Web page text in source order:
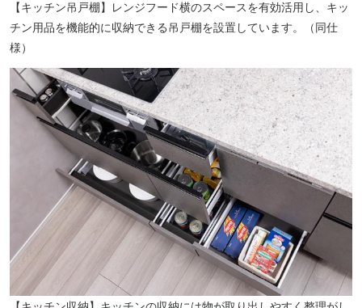
【キッチン吊戸棚】レンジフード横のスペースを有効活用し、キッ
チン用品を機能的に収納できる吊戸棚を設置しています。（同仕
様）